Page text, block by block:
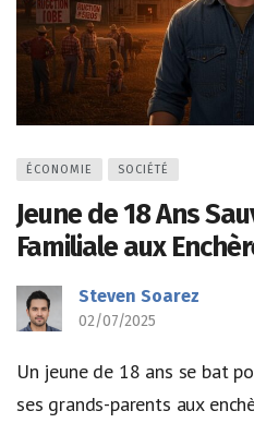
ÉCONOMIE SOCIÉTÉ
Jeune de 18 Ans
Familiale aux
Steven Soarez
02/07/2025
Un jeune de 18 ans se bat
ses grands-parents aux